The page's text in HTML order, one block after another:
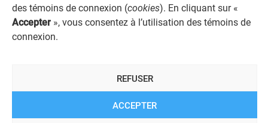
des témoins de connexion (cookies). En cliquant sur «
Accepter », vous consentez à l’utilisation des témoins de
connexion.
ACCEPTER
REFUSER
AVIS JURIDIQUE GÉNÉRAL
POLITIQUE DE TRAITEMENT DES PLAINTES
REGISTRE DES CONFLITS D'INTÉRÊTS